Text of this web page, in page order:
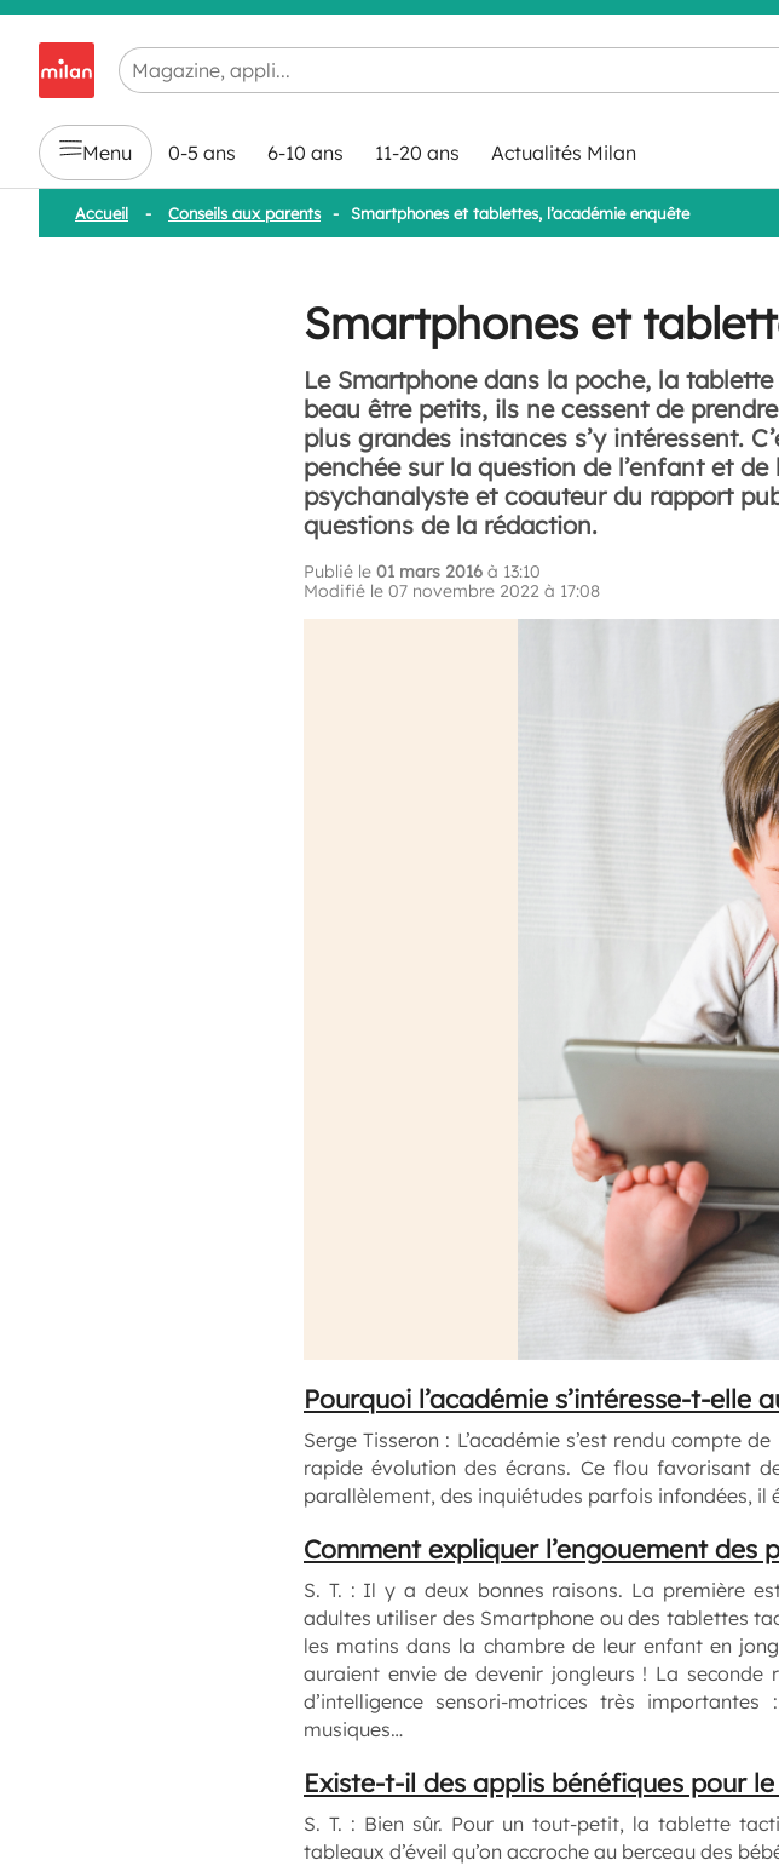
Chargement en cours...
Menu 0-5 ans 6-10 ans 11-20 ans Actualités Milan
Accueil - Conseils aux parents - Smartphones et tablettes, l’académie enquête
Smartphones et
Le Smartphone dans la poche, la
beau être petits, ils ne cessent de
plus grandes instances s’y intéressent.
penchée sur la question de l’enfant et de
psychanalyste et coauteur du rapport
questions de la rédaction.
Publié le 01 mars 2016 à 13:10
Modifié le 07 novembre 2022 à 17:08
Pourquoi l’académie s’intéresse-t-elle
Serge Tisseron : L’académie s’est rendu compte
rapide évolution des écrans. Ce flou favorisant
parallèlement, des inquiétudes parfois infondées, il
Comment expliquer l’engouement des
S. T. : Il y a deux bonnes raisons. La première
adultes utiliser des Smartphone ou des tablettes
les matins dans la chambre de leur enfant en
auraient envie de devenir jongleurs ! La
d’intelligence sensori-motrices très
musiques…
Existe-t-il des applis bénéfiques pour
S. T. : Bien sûr. Pour un tout-petit, la tablette
tableaux d’éveil qu’on accroche au berceau des